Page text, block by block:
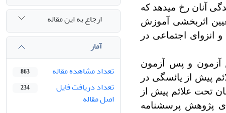
آنان رخ می­دهد که
اثربخشی آموزش
انزوای اجتماعی در
آزمون و پس آزمون
پیش از یائسگی در
نمونه این پژوهش شامل 30 نفر از زنان تحت علائم پیش از
پژوهش پرسشنامه
ارجاع به این مقاله
آمار
تعداد مشاهده مقاله
863
تعداد دریافت فایل
اصل مقاله
234